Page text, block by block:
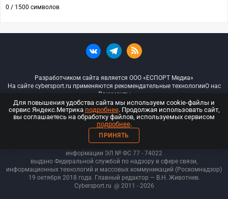
0 / 1500 символов
Разработчиком сайта является ООО «ЕСПОРТ Медиа»
На сайте cybersport.ru применяются рекомендательные технологииО нас
Документы
© ООО «Киберспорт.ру» — Все права защищены
18+
ООО «Киберспорт.ру». Свидетельство о регистрации средств массовой
информации ЭЛ № ФС 77 - 74022
выдано Федеральной службой по надзору в сфере связи,
информационных технологий и массовых коммуникаций (Роскомнадзор)
19 октября 2018 года. Главный редактор — В.Н. Животнев.
Cybersport.ru @ 2011 - 2026
Для повышения удобства сайта мы используем cookie-файлы и
сервис Яндекс.Метрика подробнее. Продолжая использовать сайт,
вы соглашаетесь на обработку файлов, используемых сервисом
подробнее.
ПРИНЯТЬ